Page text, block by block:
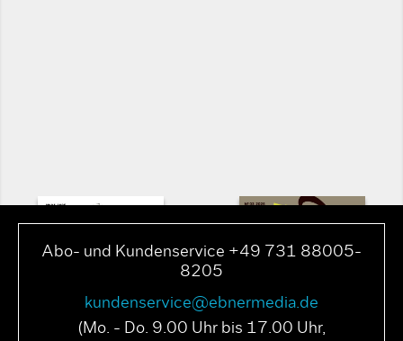
Abo- und Kundenservice +49 731 88005-
8205
kundenservice@ebnermedia.de
(Mo. - Do. 9.00 Uhr bis 17.00 Uhr,